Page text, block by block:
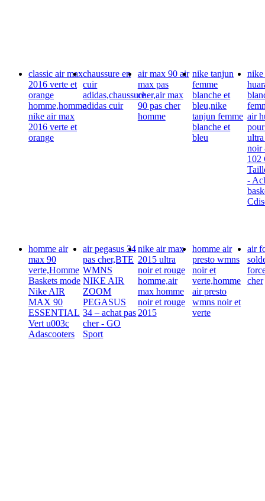
classic air max
2016 verte et
orange
homme,homme
nike air max
2016 verte et
orange
chaussure en
cuir
adidas,chaussure
adidas cuir
air max 90 air
max pas
cher,air max
90 pas cher
homme
nike tanjun
femme
blanche et
bleu,nike
tanjun femme
blanche et
bleu
nike
air
noir
102
-
homme air
max 90
verte,Homme
Baskets mode
Nike AIR
MAX 90
ESSENTIAL
Vert u003c
Adascooters
air pegasus 34
pas cher,BTE
WMNS
NIKE AIR
ZOOM
PEGASUS
34 – achat pas
cher - GO
Sport
nike air max
2015 ultra
noir et rouge
homme,air
max homme
noir et rouge
2015
homme air
presto wmns
noir et
verte,homme
air presto
wmns noir et
verte
air
cher